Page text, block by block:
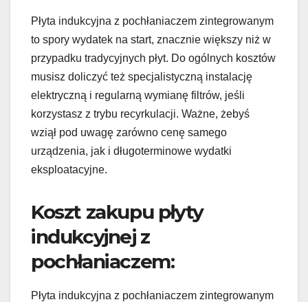
Płyta indukcyjna z pochłaniaczem zintegrowanym
to spory wydatek na start, znacznie większy niż w
przypadku tradycyjnych płyt. Do ogólnych kosztów
musisz doliczyć też specjalistyczną instalację
elektryczną i regularną wymianę filtrów, jeśli
korzystasz z trybu recyrkulacji. Ważne, żebyś
wziął pod uwagę zarówno cenę samego
urządzenia, jak i długoterminowe wydatki
eksploatacyjne.
Koszt zakupu płyty
indukcyjnej z
pochłaniaczem:
Płyta indukcyjna z pochłaniaczem zintegrowanym